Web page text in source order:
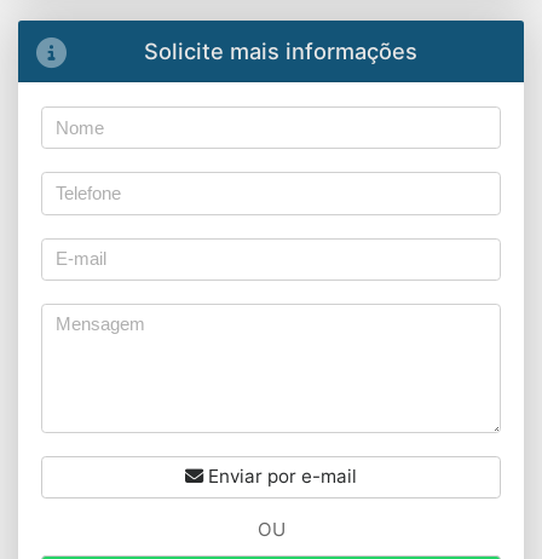
Solicite mais informações
Enviar por e-mail
OU